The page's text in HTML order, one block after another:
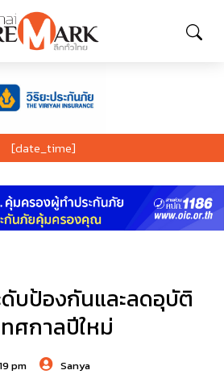
[date_time]
บป้องกันและลดอุบัติ
ศกาลปีใหม่
pm Sanya